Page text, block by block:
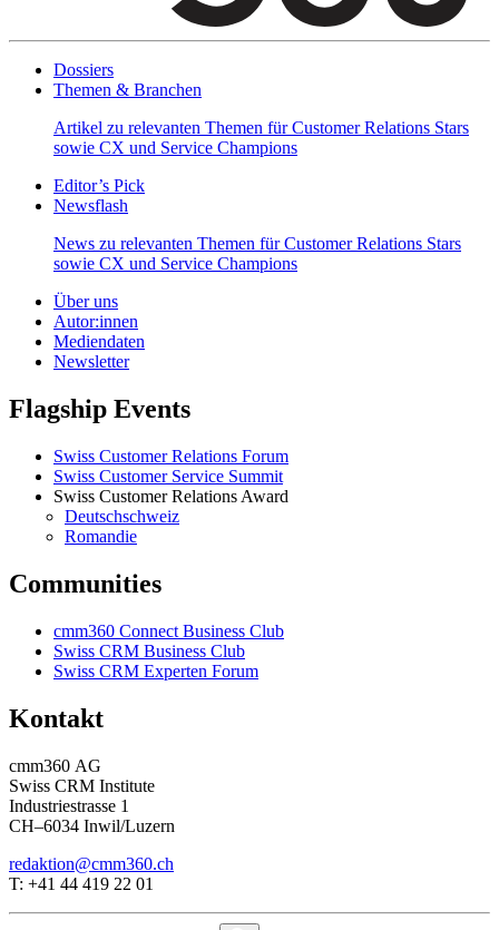
Dossiers
Themen & Branchen
Artikel zu relevanten Themen für Customer Relations Stars
sowie CX und Service Champions
Editor’s Pick
Newsflash
News zu relevanten Themen für Customer Relations Stars
sowie CX und Service Champions
Über uns
Autor:innen
Mediendaten
Newsletter
Flagship Events
Swiss Customer Relations Forum
Swiss Customer Service Summit
Swiss Customer Relations Award
Deutschschweiz
Romandie
Communities
cmm360 Connect Business Club
Swiss CRM Business Club
Swiss CRM Experten Forum
Kontakt
cmm360 AG
Swiss CRM Institute
Industriestrasse 1
CH–6034 Inwil/Luzern
redaktion@cmm360.ch
T: +41 44 419 22 01